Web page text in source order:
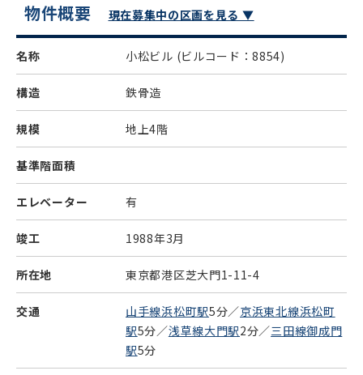
物件概要 現在募集中の区画を見る ▼
名称 小松ビル (ビルコード：8854)
構造 鉄骨造
規模 地上4階
基準階面積
エレベーター 有
竣工 1988年3月
所在地 東京都港区芝大門1-11-4
交通 山手線浜松町駅5分／京浜東北線浜松町
駅5分／浅草線大門駅2分／三田線御成門
駅5分